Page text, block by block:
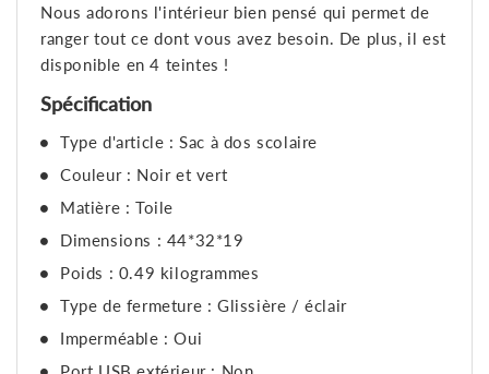
Nous adorons l'intérieur bien pensé qui permet de
ranger tout ce dont vous avez besoin. De plus, il est
disponible en 4 teintes !
Spécification
Type d'article : Sac à dos scolaire
Couleur : Noir et vert
Matière : Toile
Dimensions : 44*32*19
Poids : 0.49 kilogrammes
Type de fermeture : Glissière / éclair
Imperméable : Oui